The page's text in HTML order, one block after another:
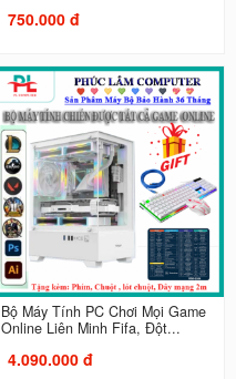
750.000 đ
Bộ Máy Tính PC Chơi Mọi Game
Online Liên Minh Fifa, Đột...
4.090.000 đ